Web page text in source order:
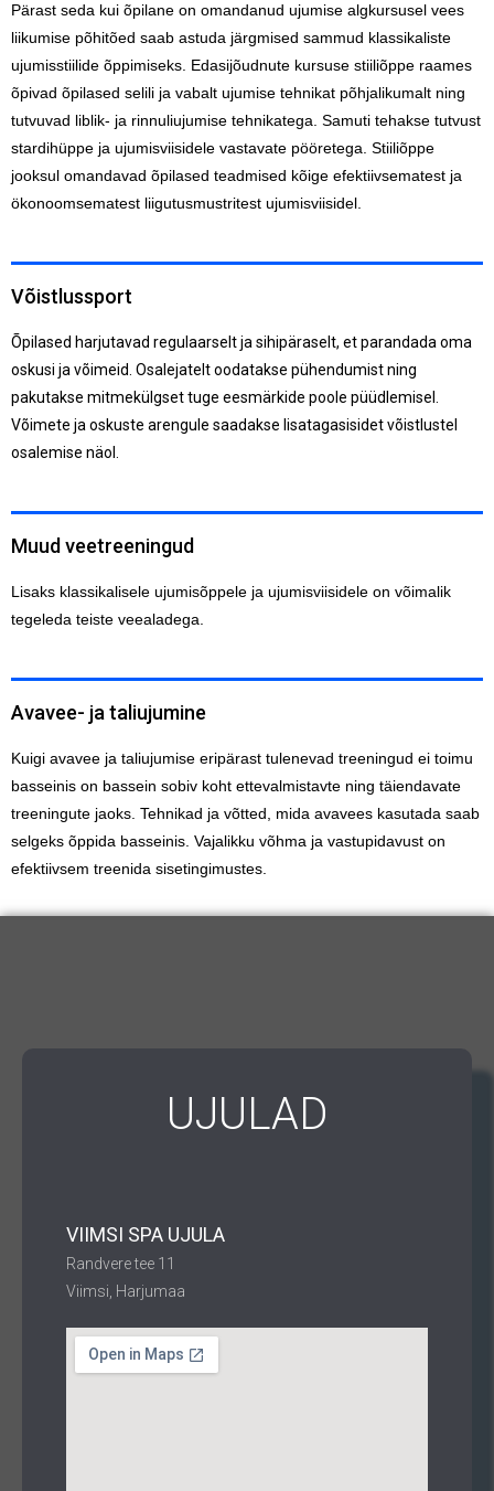
Pärast seda kui õpilane on omandanud ujumise algkursusel vees
liikumise põhitõed saab astuda järgmised sammud klassikaliste
ujumisstiilide õppimiseks. Edasijõudnute kursuse stiiliõppe raames
õpivad õpilased selili ja vabalt ujumise tehnikat põhjalikumalt ning
tutvuvad liblik- ja rinnuliujumise tehnikatega. Samuti tehakse tutvust
stardihüppe ja ujumisviisidele vastavate pööretega. Stiiliõppe
jooksul omandavad õpilased teadmised kõige efektiivsematest ja
ökonoomsematest liigutusmustritest ujumisviisidel.
Võistlussport
Õpilased harjutavad regulaarselt ja sihipäraselt, et parandada oma
oskusi ja võimeid. Osalejatelt oodatakse pühendumist ning
pakutakse mitmekülgset tuge eesmärkide poole püüdlemisel.
Võimete ja oskuste arengule saadakse lisatagasisidet võistlustel
osalemise näol.
Muud veetreeningud
Lisaks klassikalisele ujumisõppele ja ujumisviisidele on võimalik
tegeleda teiste veealadega.
Avavee- ja taliujumine
Kuigi avavee ja taliujumise eripärast tulenevad treeningud ei toimu
basseinis on bassein sobiv koht ettevalmistavte ning täiendavate
treeningute jaoks. Tehnikad ja võtted, mida avavees kasutada saab
selgeks õppida basseinis. Vajalikku võhma ja vastupidavust on
efektiivsem treenida sisetingimustes.
UJULAD
VIIMSI SPA UJULA
Randvere tee 11
Viimsi, Harjumaa